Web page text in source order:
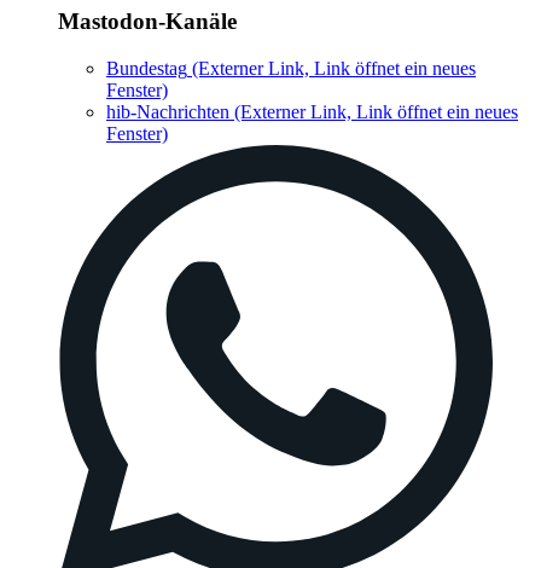
Mastodon-Kanäle
Bundestag (Externer Link, Link öffnet ein neues
Fenster)
hib-Nachrichten (Externer Link, Link öffnet ein neues
Fenster)